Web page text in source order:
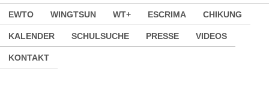
EWTO WINGTSUN WT+ ESCRIMA CHIKUNG
KALENDER SCHULSUCHE PRESSE VIDEOS
KONTAKT